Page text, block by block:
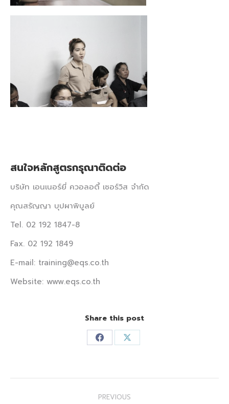
สนใจหลักสูตรกรุณาติดต่อ
บริษัท เอนเนอร์ยี่ ควอลอตี้ เซอร์วิส จำกัด
คุณสรัญญา บุปผาพิบูลย์
Tel. 02 192 1847-8
Fax. 02 192 1849
E-mail: training@eqs.co.th
Website: www.eqs.co.th
Share this post
Share
Facebook
Share
X
PREVIOUS